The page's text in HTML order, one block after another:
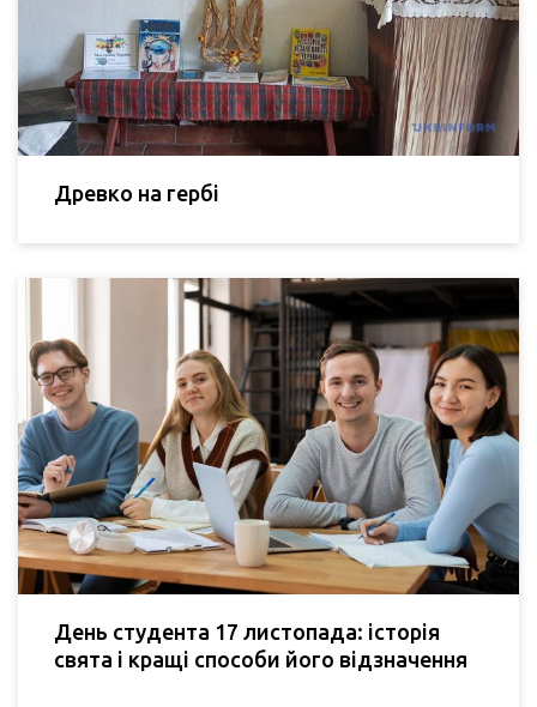
Древко на гербі
День студента 17 листопада: історія
свята і кращі способи його відзначення